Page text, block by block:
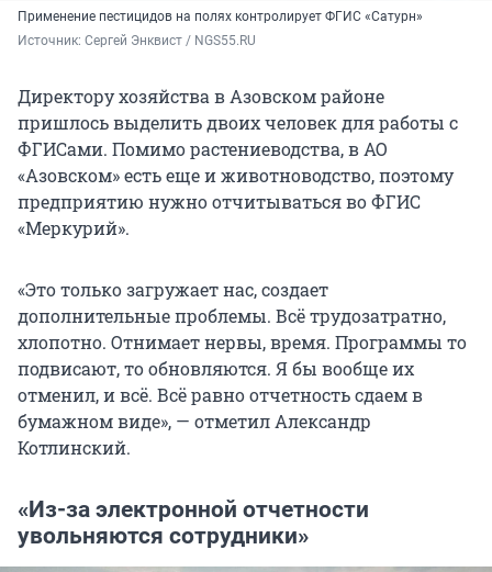
Применение пестицидов на полях контролирует ФГИС «Сатурн»
Источник: Сергей Энквист / NGS55.RU
Директору хозяйства в Азовском районе
пришлось выделить двоих человек для работы с
ФГИСами. Помимо растениеводства, в АО
«Азовском» есть еще и животноводство, поэтому
предприятию нужно отчитываться во ФГИС
«Меркурий».
«Это только загружает нас, создает
дополнительные проблемы. Всё трудозатратно,
хлопотно. Отнимает нервы, время. Программы то
подвисают, то обновляются. Я бы вообще их
отменил, и всё. Всё равно отчетность сдаем в
бумажном виде», — отметил Александр
Котлинский.
«Из-за электронной отчетности
увольняются сотрудники»